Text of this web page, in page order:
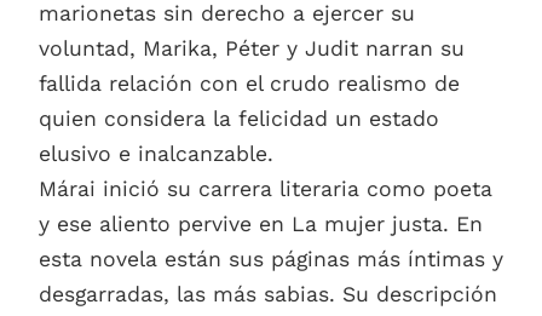
marionetas sin derecho a ejercer su
voluntad, Marika, Péter y Judit narran su
fallida relación con el crudo realismo de
quien considera la felicidad un estado
elusivo e inalcanzable.
Márai inició su carrera literaria como poeta
y ese aliento pervive en La mujer justa. En
esta novela están sus páginas más íntimas y
desgarradas, las más sabias. Su descripción